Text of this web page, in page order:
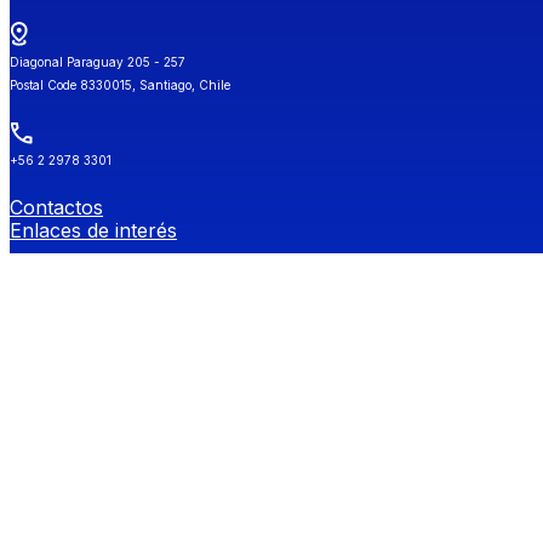
Diagonal Paraguay 205 - 257
Postal Code 8330015, Santiago, Chile
+56 2 2978 3301
Contactos
Enlaces de interés